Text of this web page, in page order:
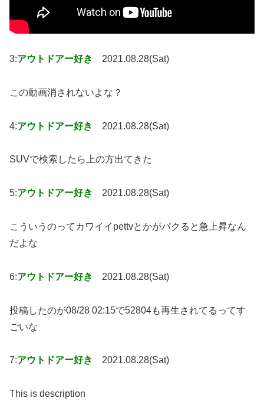
3:アウトドアー好き 2021.08.28(Sat)
この動画消されないよな？
4:アウトドアー好き 2021.08.28(Sat)
SUVで検索したら上の方出てきた
5:アウトドアー好き 2021.08.28(Sat)
こういうのってカワイイpettvとかがパクると急上昇なん
だよな
6:アウトドアー好き 2021.08.28(Sat)
投稿したのが08/28 02:15で52804も再生されてるってす
ごいな
7:アウトドアー好き 2021.08.28(Sat)
This is description